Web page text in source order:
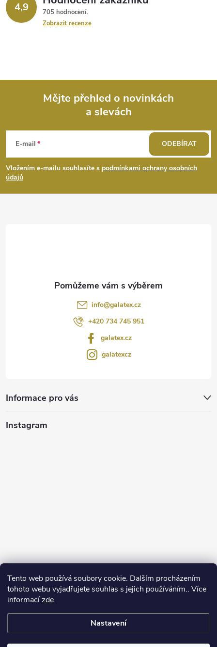
Tento web používá soubory cookie. Dalším procházením
tohoto webu vyjadřujete souhlas s jejich používáním.. Více
informacízde.
Nastavení
4,9
705 hodnocení
Zobrazit recenze
p
a
Mějte přehled o novinkách
a slevách
E-mail
Vložením e-mailu souhlasíte s podmínkami ochrany osobních
údajů
ODEBÍRAT
info@galatex.cz
+420 734 745 951
galatex.cz
galatexcz
Informace pro vás
Instagram
Sledovat na Instagramu
nastavení cookies